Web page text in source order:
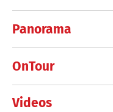
Panorama
OnTour
Videos